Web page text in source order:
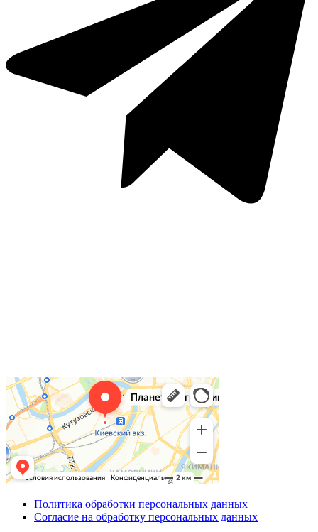
Политика обработки персональных данных
Согласие на обработку персональных данных